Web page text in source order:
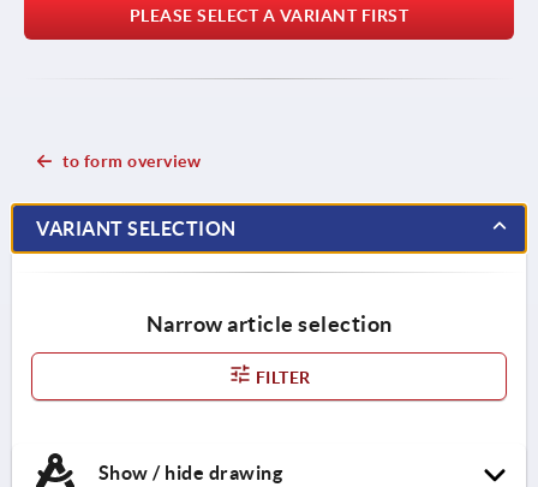
PLEASE SELECT A VARIANT FIRST
to form overview
VARIANT SELECTION
Narrow article selection
FILTER
Show / hide drawing